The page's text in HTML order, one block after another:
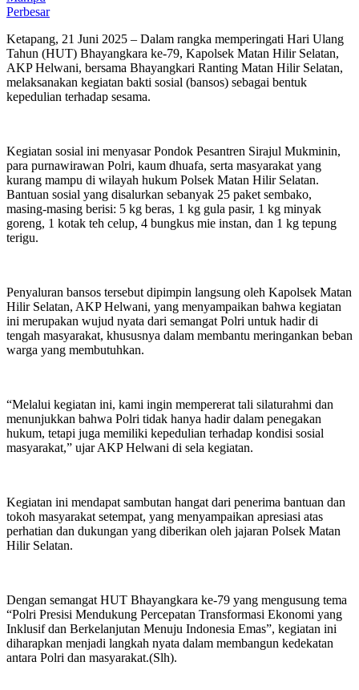
Perbesar
Ketapang, 21 Juni 2025 – Dalam rangka memperingati Hari Ulang
Tahun (HUT) Bhayangkara ke-79, Kapolsek Matan Hilir Selatan,
AKP Helwani, bersama Bhayangkari Ranting Matan Hilir Selatan,
melaksanakan kegiatan bakti sosial (bansos) sebagai bentuk
kepedulian terhadap sesama.
Kegiatan sosial ini menyasar Pondok Pesantren Sirajul Mukminin,
para purnawirawan Polri, kaum dhuafa, serta masyarakat yang
kurang mampu di wilayah hukum Polsek Matan Hilir Selatan.
Bantuan sosial yang disalurkan sebanyak 25 paket sembako,
masing-masing berisi: 5 kg beras, 1 kg gula pasir, 1 kg minyak
goreng, 1 kotak teh celup, 4 bungkus mie instan, dan 1 kg tepung
terigu.
Penyaluran bansos tersebut dipimpin langsung oleh Kapolsek Matan
Hilir Selatan, AKP Helwani, yang menyampaikan bahwa kegiatan
ini merupakan wujud nyata dari semangat Polri untuk hadir di
tengah masyarakat, khususnya dalam membantu meringankan beban
warga yang membutuhkan.
“Melalui kegiatan ini, kami ingin mempererat tali silaturahmi dan
menunjukkan bahwa Polri tidak hanya hadir dalam penegakan
hukum, tetapi juga memiliki kepedulian terhadap kondisi sosial
masyarakat,” ujar AKP Helwani di sela kegiatan.
Kegiatan ini mendapat sambutan hangat dari penerima bantuan dan
tokoh masyarakat setempat, yang menyampaikan apresiasi atas
perhatian dan dukungan yang diberikan oleh jajaran Polsek Matan
Hilir Selatan.
Dengan semangat HUT Bhayangkara ke-79 yang mengusung tema
“Polri Presisi Mendukung Percepatan Transformasi Ekonomi yang
Inklusif dan Berkelanjutan Menuju Indonesia Emas”, kegiatan ini
diharapkan menjadi langkah nyata dalam membangun kedekatan
antara Polri dan masyarakat.(Slh).